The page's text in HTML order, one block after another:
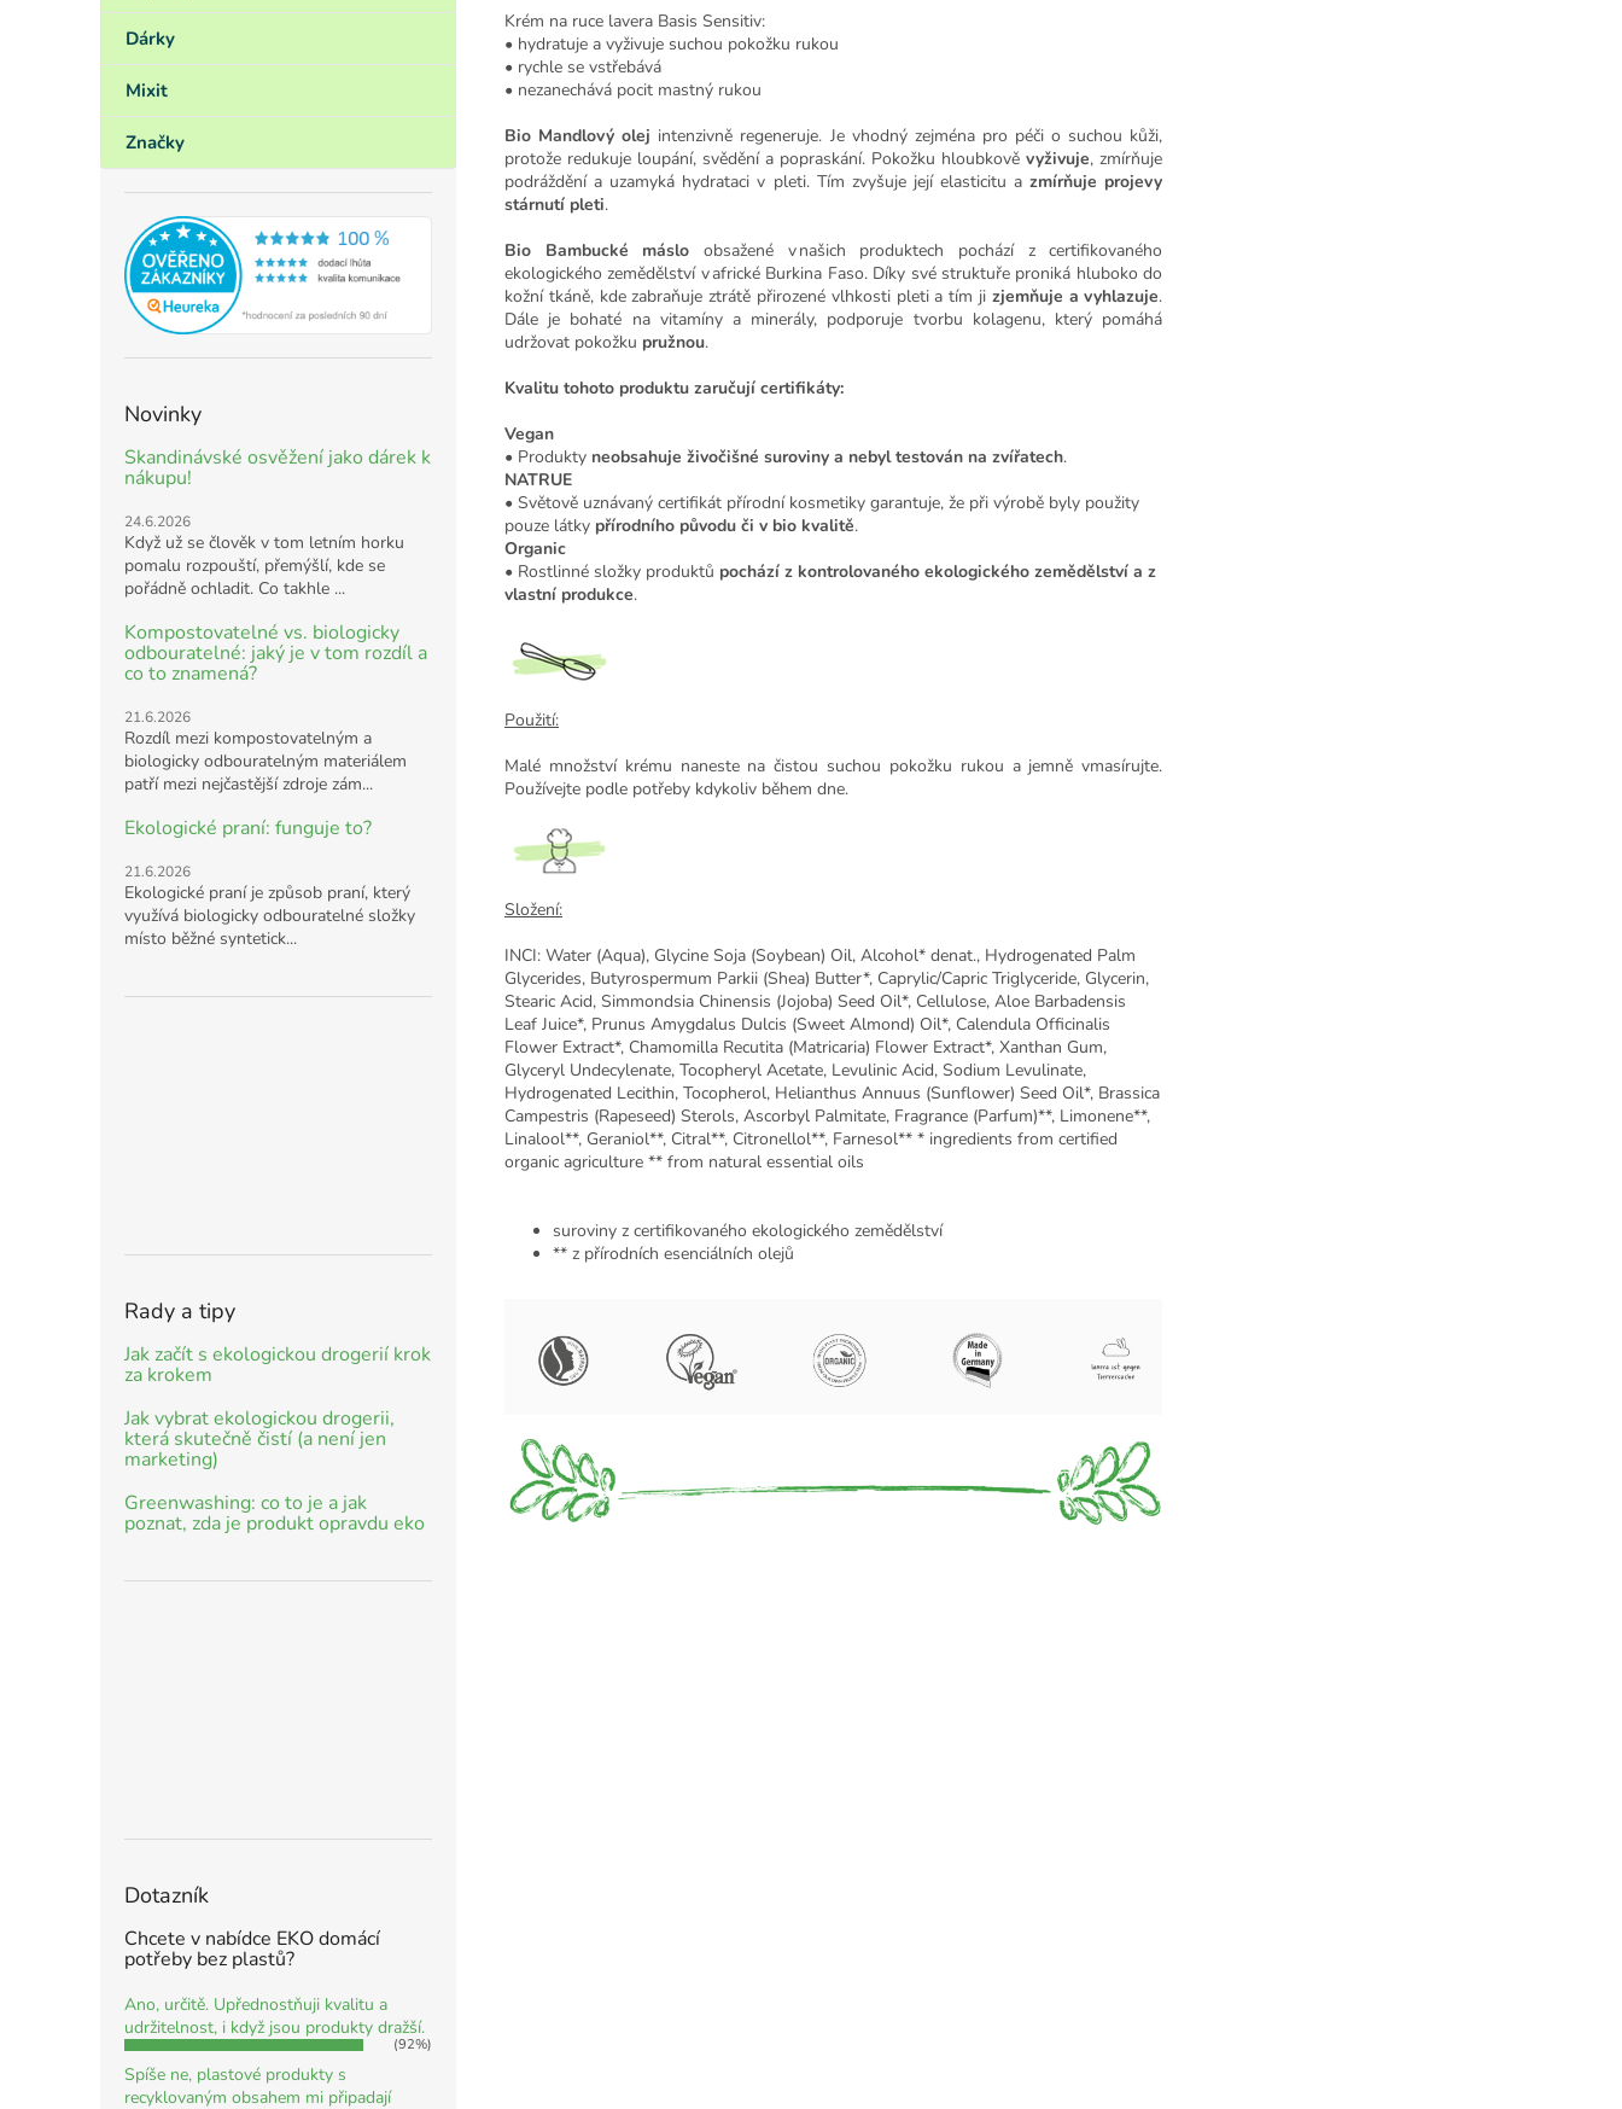
Dárky
Mixit
Značky
Novinky
Skandinávské osvěžení jako dárek k
nákupu!
24.6.2026
Když už se člověk v tom letním horku
pomalu rozpouští, přemýšlí, kde se
pořádně ochladit. Co takhle ...
Kompostovatelné vs. biologicky
odbouratelné: jaký je v tom rozdíl a
co to znamená?
21.6.2026
Rozdíl mezi kompostovatelným a
biologicky odbouratelným materiálem
patří mezi nejčastější zdroje zám...
Ekologické praní: funguje to?
21.6.2026
Ekologické praní je způsob praní, který
využívá biologicky odbouratelné složky
místo běžné syntetick...
Rady a tipy
Jak začít s ekologickou drogerií krok
za krokem
Jak vybrat ekologickou drogerii,
která skutečně čistí (a není jen
marketing)
Greenwashing: co to je a jak
poznat, zda je produkt opravdu eko
Dotazník
Chcete v nabídce EKO domácí
potřeby bez plastů?
Ano, určitě. Upřednostňuji kvalitu a
udržitelnost, i když jsou produkty dražší.
(92%)
Spíše ne, plastové produkty s
recyklovaným obsahem mi připadají
Krém na ruce lavera Basis Sensitiv:
• hydratuje a vyživuje suchou pokožku rukou
• rychle se vstřebává
• nezanechává pocit mastný rukou
Bio Mandlový olej intenzivně regeneruje. Je vhodný zejména pro péči o suchou kůži,
protože redukuje loupání, svědění a popraskání. Pokožku hloubkověvyživuje, zmírňuje
podráždění a uzamyká hydrataci v pleti. Tím zvyšuje její elasticitu azmírňuje projevy
stárnutí pleti.
Bio Bambucké máslo obsažené v našich produktech pochází z certifikovaného
ekologického zemědělství v africké Burkina Faso. Díky své struktuře proniká hluboko do
kožní tkáně, kde zabraňuje ztrátě přirozené vlhkosti pleti a tím ji zjemňuje a vyhlazuje.
Dále je bohaté na vitamíny a minerály, podporuje tvorbu kolagenu, který pomáhá
udržovat pokožku pružnou.
Kvalitu tohoto produktu zaručují certifikáty:
Vegan
• Produkty neobsahuje živočišné suroviny a nebyl testován na zvířatech.
NATRUE
• Světově uznávaný certifikát přírodní kosmetiky garantuje, že při výrobě byly použity
pouze látky přírodního původu či v bio kvalitě.
Organic
• Rostlinné složky produktů pochází z kontrolovaného ekologického zemědělství a z
vlastní produkce.
Použití:
Malé množství krému naneste na čistou suchou pokožku rukou a jemně vmasírujte.
Používejte podle potřeby kdykoliv během dne.
Složení:
INCI: Water (Aqua), Glycine Soja (Soybean) Oil, Alcohol* denat., Hydrogenated Palm
Glycerides, Butyrospermum Parkii (Shea) Butter*, Caprylic/Capric Triglyceride, Glycerin,
Stearic Acid, Simmondsia Chinensis (Jojoba) Seed Oil*, Cellulose, Aloe Barbadensis
Leaf Juice*, Prunus Amygdalus Dulcis (Sweet Almond) Oil*, Calendula Officinalis
Flower Extract*, Chamomilla Recutita (Matricaria) Flower Extract*, Xanthan Gum,
Glyceryl Undecylenate, Tocopheryl Acetate, Levulinic Acid, Sodium Levulinate,
Hydrogenated Lecithin, Tocopherol, Helianthus Annuus (Sunflower) Seed Oil*, Brassica
Campestris (Rapeseed) Sterols, Ascorbyl Palmitate, Fragrance (Parfum)**, Limonene**,
Linalool**, Geraniol**, Citral**, Citronellol**, Farnesol** * ingredients from certified
organic agriculture ** from natural essential oils
suroviny z certifikovaného ekologického zemědělství
** z přírodních esenciálních olejů